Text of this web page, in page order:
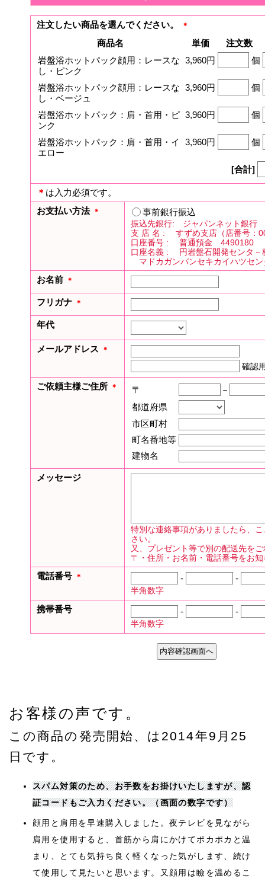
お客様の声です。
この商品の発売開始、は2014年9月25
日です。
スパム対策のため、お手数をお掛けいたしますが、認
証コードもご入力ください。（画面の数字です）
顔用と肩用を早速購入しました。夜テレビを見ながら
肩用を使用すると、首筋から肩にかけてポカポカと温
まり、とても気持ち良く軽くなった気がします、続け
て使用して見たいと思います。又顔用は瞼を温めるこ